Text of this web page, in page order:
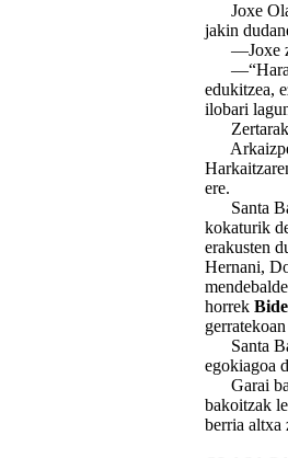
Joxe
jakin
—Joxe
—“Hara,
edukitzea,
ilobari
Arkaizpe
ere.
Santa
kokaturik
erakusten
Hernani,
horrek
Santa
egokiagoa
Garai
bakoitzak
berria altxa